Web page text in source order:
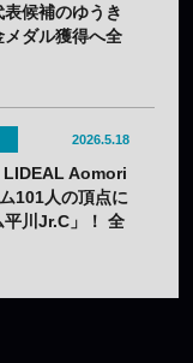
候補のゆうき
ダル獲得へ全
2026.5.18
LIDEAL Aomori
101人の頂点に
川Jr.C」！ 全